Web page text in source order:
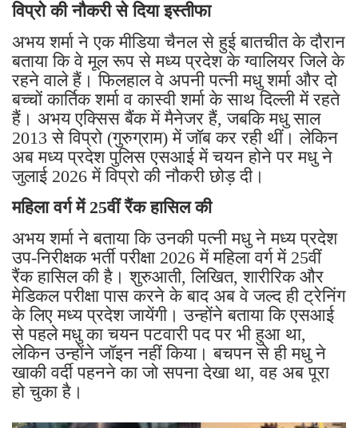
विप्रो की नौकरी से दिया इस्तीफा
अभय शर्मा ने एक मीडिया चैनल से हुई बातचीत के दौरान
बताया कि वे मूल रूप से मध्य प्रदेश के ग्वालियर जिले के
रहने वाले हैं। फिलहाल वे अपनी पत्नी मधु शर्मा और दो
बच्चों कार्तिक शर्मा व कास्वी शर्मा के साथ दिल्ली में रहते
हैं। अभय एक्सिस बैंक में मैनेजर हैं, जबकि मधु साल
2013 से विप्रो (गुरुग्राम) में जॉब कर रही थीं। लेकिन
अब मध्य प्रदेश पुलिस एसआई में चयन होने पर मधु ने
जुलाई 2026 में विप्रो की नौकरी छोड़ दी।
महिला वर्ग में 25वीं रैंक हासिल की
अभय शर्मा ने बताया कि उनकी पत्नी मधु ने मध्य प्रदेश
उप-निरीक्षक भर्ती परीक्षा 2026 में महिला वर्ग में 25वीं
रैंक हासिल की है। शुरुआती, लिखित, शारीरिक और
मेडिकल परीक्षा पास करने के बाद अब वे जल्द ही ट्रेनिंग
के लिए मध्य प्रदेश जायेंगी। उन्होंने बताया कि एसआई
से पहले मधु का चयन पटवारी पद पर भी हुआ था,
लेकिन उन्होंने जॉइन नहीं किया। बचपन से ही मधु ने
खाकी वर्दी पहनने का जो सपना देखा था, वह अब पूरा
हो चुका है।